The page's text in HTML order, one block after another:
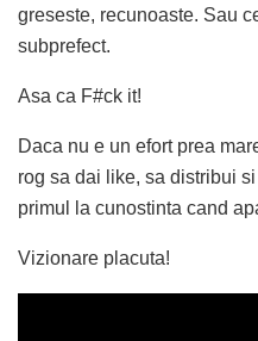
greseste, recunoaste. Sau
subprefect.
Asa ca F#ck it!
Daca nu e un efort prea
rog sa dai like, sa distribui
primul la cunostinta cand
Vizionare placuta!